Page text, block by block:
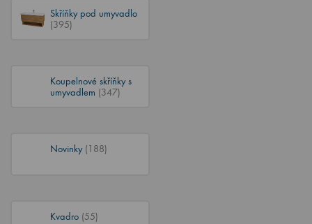
Skříňky pod umyvadlo
(395)
Koupelnové skříňky s
umyvadlem (347)
Novinky (188)
Kvadro (55)